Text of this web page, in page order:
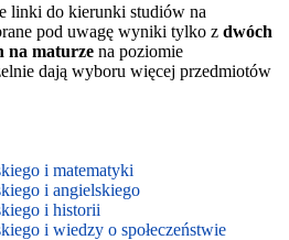
linki do kierunki studiów na
pod uwagę wyniki tylko z dwóch
na maturze na poziomie
dają wyboru więcej przedmiotów
i matematyki
i angielskiego
i historii
i wiedzy o społeczeństwie